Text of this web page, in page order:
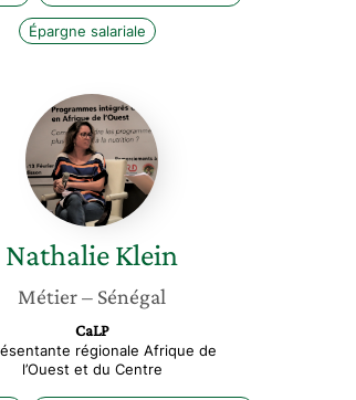
Épargne salariale
Nathalie
Klein
NathalieKlein
Métier– Sénégal
CaLP
régionale Afrique de
l’Ouest et du Centre